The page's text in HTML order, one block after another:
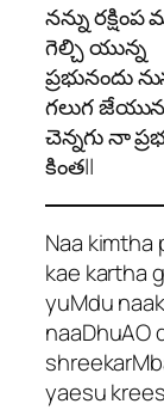
నన్ను
గెల్చి యున్న
ప్రభునందు
గలుగ
చెన్నగు నా
కింత||
Naa
kae kartha
yuMdu
naaDhuAO
yaesu